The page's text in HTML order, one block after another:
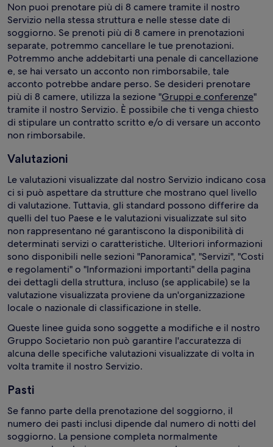
Non puoi prenotare più di 8 camere tramite il nostro
Servizio nella stessa struttura e nelle stesse date di
soggiorno. Se prenoti più di 8 camere in prenotazioni
separate, potremmo cancellare le tue prenotazioni.
Potremmo anche addebitarti una penale di cancellazione
e, se hai versato un acconto non rimborsabile, tale
acconto potrebbe andare perso. Se desideri prenotare
più di 8 camere, utilizza la sezione "Gruppi e conferenze"
tramite il nostro Servizio. È possibile che ti venga chiesto
di stipulare un contratto scritto e/o di versare un acconto
non rimborsabile.
Valutazioni
Le valutazioni visualizzate dal nostro Servizio indicano cosa
ci si può aspettare da strutture che mostrano quel livello
di valutazione. Tuttavia, gli standard possono differire da
quelli del tuo Paese e le valutazioni visualizzate sul sito
non rappresentano né garantiscono la disponibilità di
determinati servizi o caratteristiche. Ulteriori informazioni
sono disponibili nelle sezioni "Panoramica", "Servizi", "Costi
e regolamenti" o "Informazioni importanti" della pagina
dei dettagli della struttura, incluso (se applicabile) se la
valutazione visualizzata proviene da un'organizzazione
locale o nazionale di classificazione in stelle.
Queste linee guida sono soggette a modifiche e il nostro
Gruppo Societario non può garantire l'accuratezza di
alcuna delle specifiche valutazioni visualizzate di volta in
volta tramite il nostro Servizio.
Pasti
Se fanno parte della prenotazione del soggiorno, il
numero dei pasti inclusi dipende dal numero di notti del
soggiorno. La pensione completa normalmente